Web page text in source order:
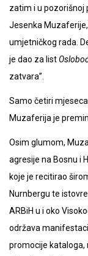
zatim i u pozorišnoj
Jesenka
umjetničkog rada.
je dao za list
zatvara”.
Samo četiri
Muzaferija je
Osim glumom,
agresije na Bosnu i
koje je recitirao
Nurnbergu te
ARBiH u i oko
održava
promocije kataloga,